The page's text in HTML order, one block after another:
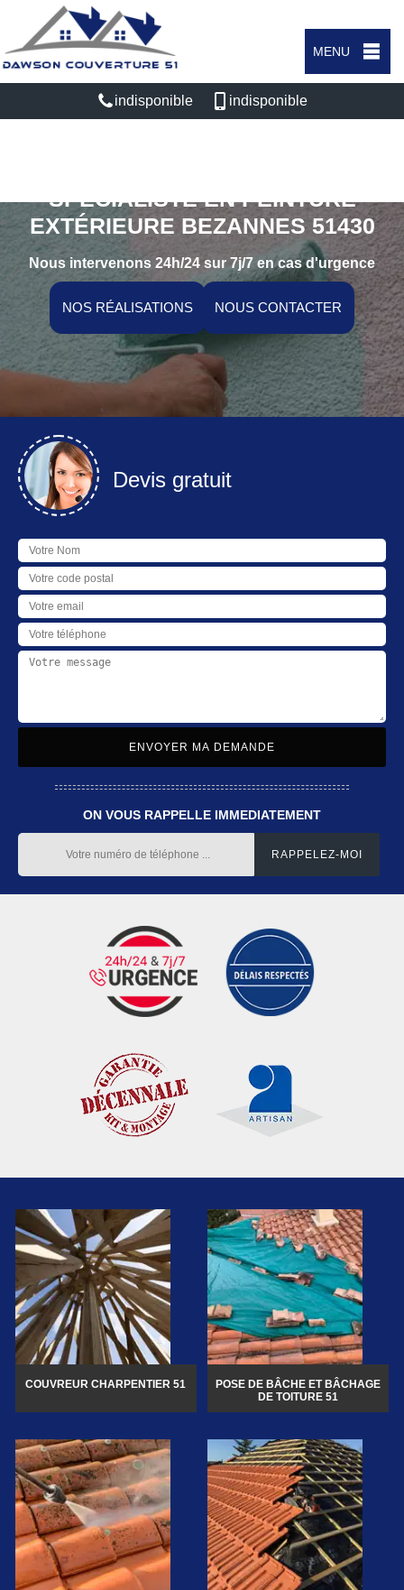
MENU
indisponible indisponible
SPÉCIALISTE EN PEINTURE
EXTÉRIEURE BEZANNES 51430
Nous intervenons 24h/24 sur 7j/7 en cas d'urgence
NOS RÉALISATIONS NOUS CONTACTER
Devis gratuit
ON VOUS RAPPELLE IMMEDIATEMENT
COUVREUR CHARPENTIER 51
POSE DE BÂCHE ET BÂCHAGE
DE TOITURE 51